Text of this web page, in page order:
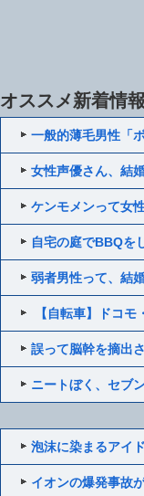
オススメ新着情報
一般的薄毛男性「
女性声優さん、結
ケンモメンって女
自宅の庭でBBQを
弱者男性って、結
【自転車】ドコモ
誤って脳幹を摘出
ニートぼく、セブ
泡沫に染まるアイ
イオンの爆発事故